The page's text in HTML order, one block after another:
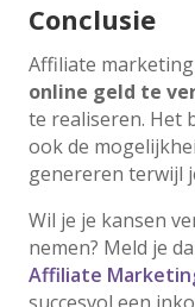
Conclusie
Affiliate
online geld te
te realiseren. Het
ook de
genereren terwijl
Wil je je kansen
nemen? Meld je
Affiliate